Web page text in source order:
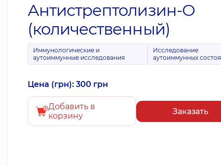
Антистрептолизин-О
(количественный)
Иммунологические и
аутоиммунные исследования
Исследование
аутоиммунных
Цена (грн): 300 грн
Добавить в
корзину
Заказать